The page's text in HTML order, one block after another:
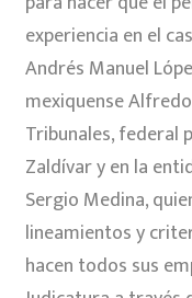
experiencia en el
Andrés Manuel
mexiquense
Tribunales,
Zaldívar y en la
Sergio Medina,
lineamientos y
hacen todos sus